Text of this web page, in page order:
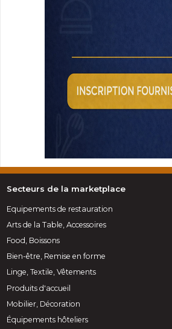
Secteurs de la marketplace
Equipements de restauration
Arts de la Table, Accessoires
Food, Boissons
Bien-être, Remise en forme
Linge, Textile, Vêtements
Produits d'accueil
Mobilier, Décoration
Équipements hôteliers